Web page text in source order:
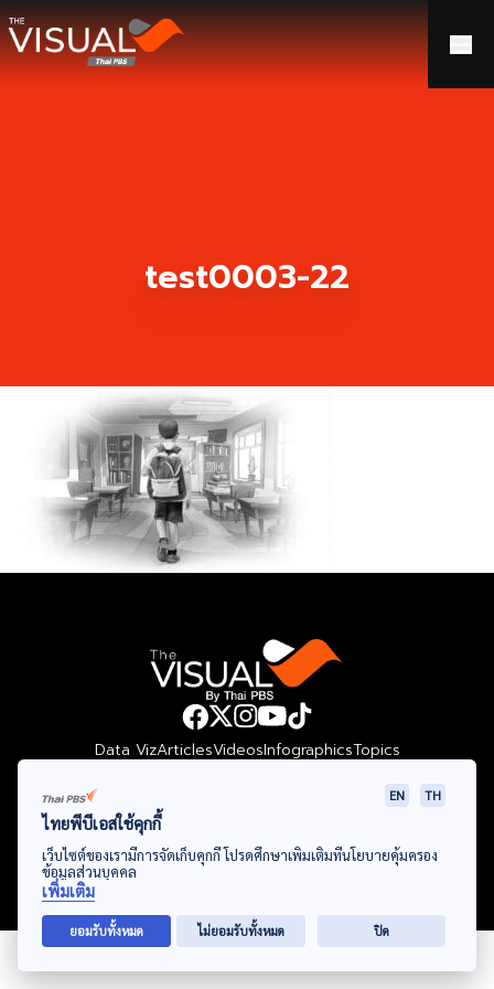
ข้ามไปยังเนื้อหา
test0003-22
Data VizArticlesVideosInfographicsTopics
© Thai Public Broadcasting Service. All Rights Reserved
ไทยพีบีเอสใช้คุกกี้
EN TH
เว็บไซต์ของเรามีการจัดเก็บคุกกี้ โปรดศึกษาเพิ่มเติมที่นโยบายคุ้มครอง
ข้อมูลส่วนบุคคล
เพิ่มเติม
ยอมรับทั้งหมด ไม่ยอมรับทั้งหมด ปิด